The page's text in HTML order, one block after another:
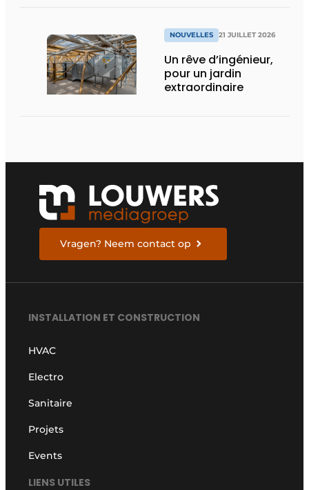
» NOUVELLES 21 JUILLET 2026
Un rêve d’ingénieur,
pour un jardin
extraordinaire
Vragen? Neem contact op
INSTALLATION ET CONSTRUCTION
HVAC
Electro
Sanitaire
Projets
Events
LIENS UTILES